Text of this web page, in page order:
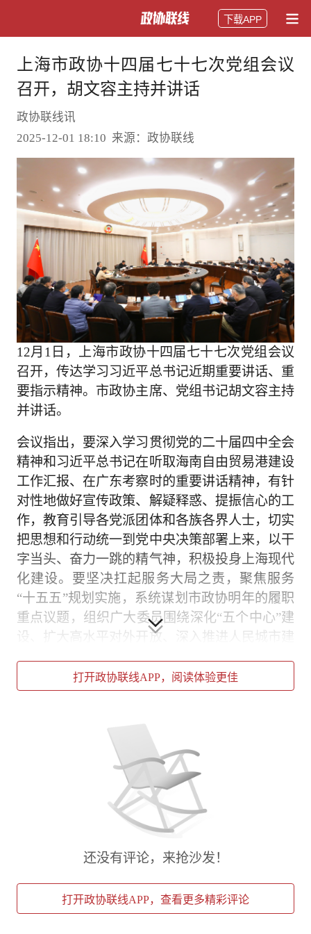
下载APP
上海市政协十四届七十七次党组会议
召开，胡文容主持并讲话
政协联线讯
2025-12-01 18:10 来源：政协联线
12月1日，上海市政协十四届七十七次党组会议
召开，传达学习习近平总书记近期重要讲话、重
要指示精神。市政协主席、党组书记胡文容主持
并讲话。
会议指出，要深入学习贯彻党的二十届四中全会
精神和习近平总书记在听取海南自由贸易港建设
工作汇报、在广东考察时的重要讲话精神，有针
对性地做好宣传政策、解疑释惑、提振信心的工
作，教育引导各党派团体和各族各界人士，切实
把思想和行动统一到党中央决策部署上来，以干
字当头、奋力一跳的精气神，积极投身上海现代
化建设。要坚决扛起服务大局之责，聚焦服务
“十五五”规划实施，系统谋划市政协明年的履职
重点议题，组织广大委员围绕深化“五个中心”建
设、扩大高水平对外开放、深入推进人民城市建
挥龙头带动和示范引领作用。
胡耀邦同志诞辰110周年座谈会上的重要讲话精
神，认真学习胡耀邦同志的崇高精神风范和优良
作风，持续强化政协党的各项建设，推动机关干
部和广大委员坚定理想信念，厚植为民情怀，勇
于担当作为，严守纪律规矩，始终保持清正廉洁
的政治本色，在深入践行全过程人民民主中更好
依法治国工作作出的重要指示精神，以习近平法
治思想为指引，聚焦优化法治化营商环境等全面
打开政协联线APP，阅读体验更佳
还没有评论，来抢沙发！
打开政协联线APP，查看更多精彩评论